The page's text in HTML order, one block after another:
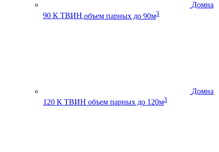
Домна
90 К ТВИН объем парных до 90м3
Домна
120 К ТВИН объем парных до 120м3